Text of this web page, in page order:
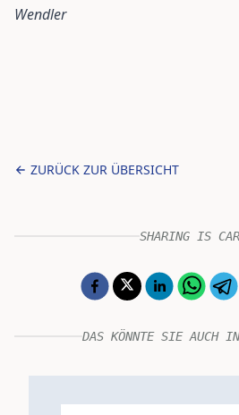
Wendler
ZURÜCK ZUR ÜBERSICHT
SHARING IS
DAS KÖNNTE SIE AUCH